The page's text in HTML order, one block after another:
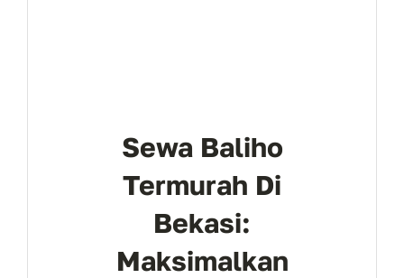
Sewa Baliho
Termurah Di
Bekasi:
Maksimalkan